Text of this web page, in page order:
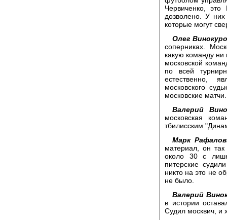
Червиченко,
дозволено. У
которые могут
Олег
соперниках.
какую команду ни
московской
по всей
естественно,
московского
московские матчи.
Валерий
московская
тбилисским
Марк
материал, он
около 30 с
питерские
никто на это не
не было.
Валерий
в истории
Судил москвич, и